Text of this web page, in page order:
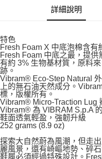
詳細說明
特色
Fresh Foam X 中底泡棉含
Fresh Foam 中底之最，提
有約 3% 生物基材質，原料
跡。
Vibram® Eco-Step Natural
上的無石油天然成分。
標，版權所有。
Vibram® Micro-Traction Lug
Vibram® 為 VIBRAM S.p.A
鞋面透氣輕盈，強韌升級
252 grams (8.9 oz)
探索大自然蔚為風潮，但走
麗風景，還有崎嶇地勢、碎
鞋履必須經過特殊設計。